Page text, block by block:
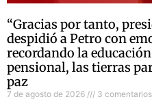
“Gracias por tanto,
despidió a Petro con
recordando la
pensional, las tierras
paz
7 de agosto de 2026 3 comentarios